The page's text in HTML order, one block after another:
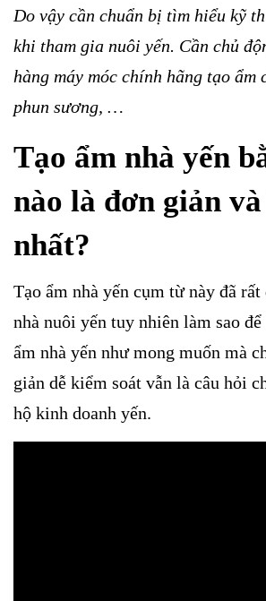
Do vậy cần chuẩn bị tìm hiểu kỹ
khi tham gia nuôi yến. Cần chủ
hàng máy móc chính hãng tạo ẩm
phun sương, …
Tạo ẩm nhà yến
nào là đơn giản
nhất?
Tạo ẩm nhà yến cụm từ này đã
nhà nuôi yến tuy nhiên làm sao
ẩm nhà yến như mong muốn mà
giản dễ kiểm soát vẫn là câu hỏi
hộ kinh doanh yến.